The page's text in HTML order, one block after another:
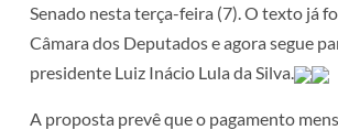
Senado nesta terça-feira (7). O texto já
Câmara dos Deputados e agora segue
presidente Luiz Inácio Lula da Silva.
A proposta prevê que o pagamento